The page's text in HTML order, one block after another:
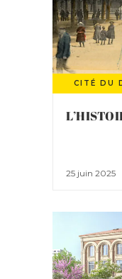
CITÉ DU
25 juin 2025